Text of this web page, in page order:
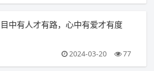
目中有人才有路，心中有爱才有度
2024-03-20 77